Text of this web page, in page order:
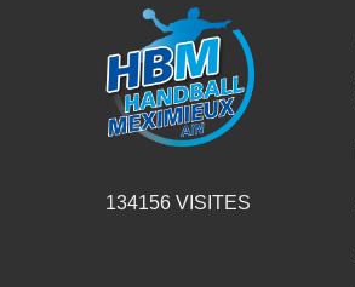
134156 VISITES